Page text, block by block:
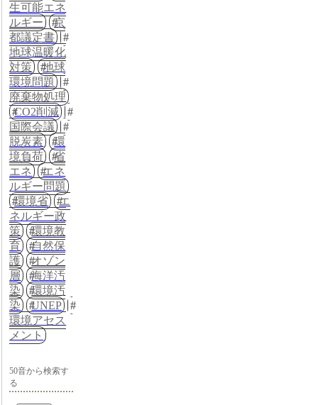
生可能エネ
ルギー
京
都議定書
地球温暖化
対策
地球
環境問題
廃棄物処理
CO2削減
国際会議
脱炭素
環
境負荷
省
エネ
エネ
ルギー問題
環境省
エ
ネルギー政
策
環境教
育
自然保
護
オゾン
層
海洋汚
染
環境汚
染
UNEP
環境アセス
メント
50音から検索す
る